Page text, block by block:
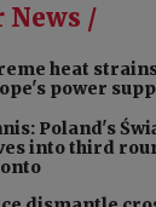
News /
heat
power
Poland's
into third